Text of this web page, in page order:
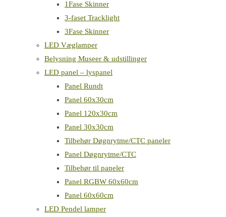
1Fase Skinner
3-faset Tracklight
3Fase Skinner
LED Væglamper
Belysning Museer & udstillinger
LED panel – lyspanel
Panel Rundt
Panel 60x30cm
Panel 120x30cm
Panel 30x30cm
Tilbehør Døgnrytme/CTC paneler
Panel Døgnrytme/CTC
Tilbehør til paneler
Panel RGBW 60x60cm
Panel 60x60cm
LED Pendel lamper